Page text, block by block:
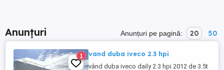
Anunțuri Anunțuri pe pagină: 20 50
1 vand duba iveco 2.3 hpi
vând duba iveco daily 2.3 hpi 2012 de 3.5t